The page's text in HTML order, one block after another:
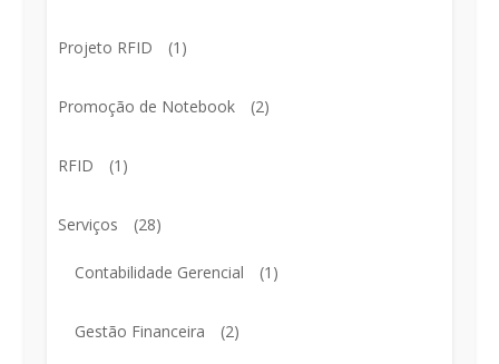
Projeto RFID (1)
Promoção de Notebook (2)
RFID (1)
Serviços (28)
Contabilidade Gerencial (1)
Gestão Financeira (2)